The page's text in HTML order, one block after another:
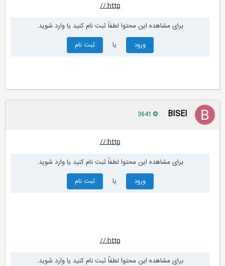
http://
برای مشاهده این محتوا لطفاً ثبت نام کنید یا وارد شوید.
ورود
ثبت نام
BISEl
http://
برای مشاهده این محتوا لطفاً ثبت نام کنید یا وارد شوید.
ورود
ثبت نام
http://
برای مشاهده این محتوا لطفاً ثبت نام کنید یا وارد شوید.